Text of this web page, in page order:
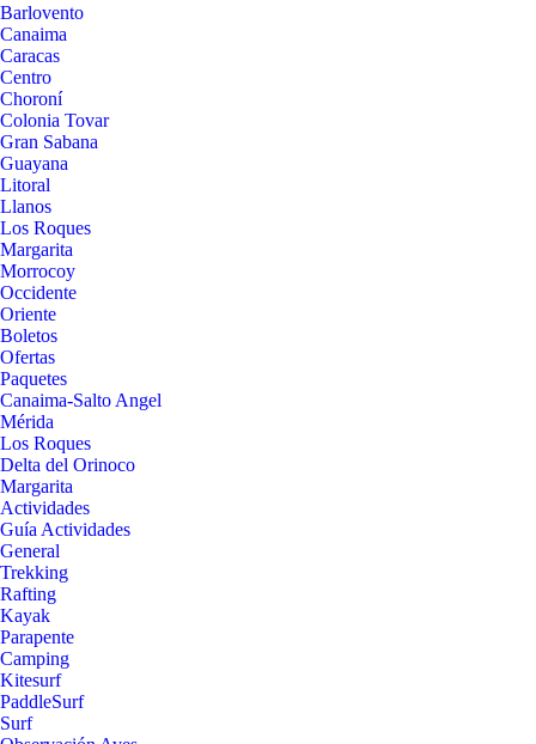
Barlovento
Canaima
Caracas
Centro
Choroní
Colonia Tovar
Gran Sabana
Guayana
Litoral
Llanos
Los Roques
Margarita
Morrocoy
Occidente
Oriente
Boletos
Ofertas
Paquetes
Canaima-Salto Angel
Mérida
Los Roques
Delta del Orinoco
Margarita
Actividades
Guía Actividades
General
Trekking
Rafting
Kayak
Parapente
Camping
Kitesurf
PaddleSurf
Surf